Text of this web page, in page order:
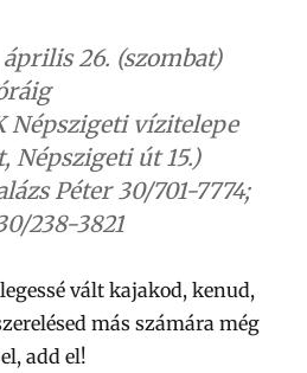
26. (szombat)
Népszigeti vízitelepe
Népszigeti út 15.)
Péter 30/701-7774;
238-3821
vált kajakod, kenud,
más számára még
add el!